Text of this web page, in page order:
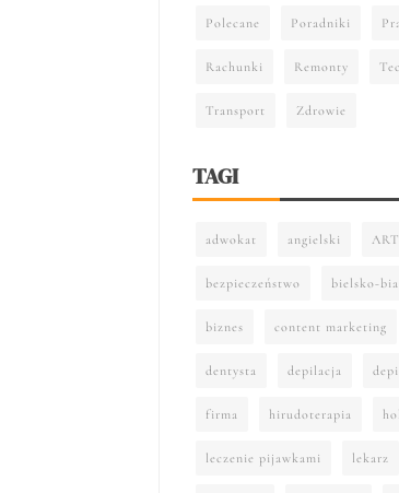
Polecane Poradniki
Rachunki Remonty
Transport Zdrowie
TAGI
adwokat angielski ART
bezpieczeństwo bielsko-
biznes content marketing
dentysta depilacja
firma hirudoterapia
leczenie pijawkami lekarz